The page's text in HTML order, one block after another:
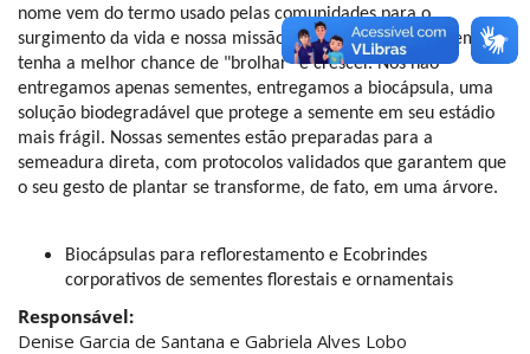
nome vem do termo usado pelas comunidades para o
surgimento da vida e nossa missão é garantir que cada semente
tenha a melhor chance de "brolhar" e crescer. Nós não
entregamos apenas sementes, entregamos a biocápsula, uma
solução biodegradável que protege a semente em seu estádio
mais frágil. Nossas sementes estão preparadas para a
semeadura direta, com protocolos validados que garantem que
o seu gesto de plantar se transforme, de fato, em uma árvore.
Biocápsulas para reflorestamento e Ecobrindes
corporativos de sementes florestais e ornamentais
Responsável:
Denise Garcia de Santana e Gabriela Alves Lobo